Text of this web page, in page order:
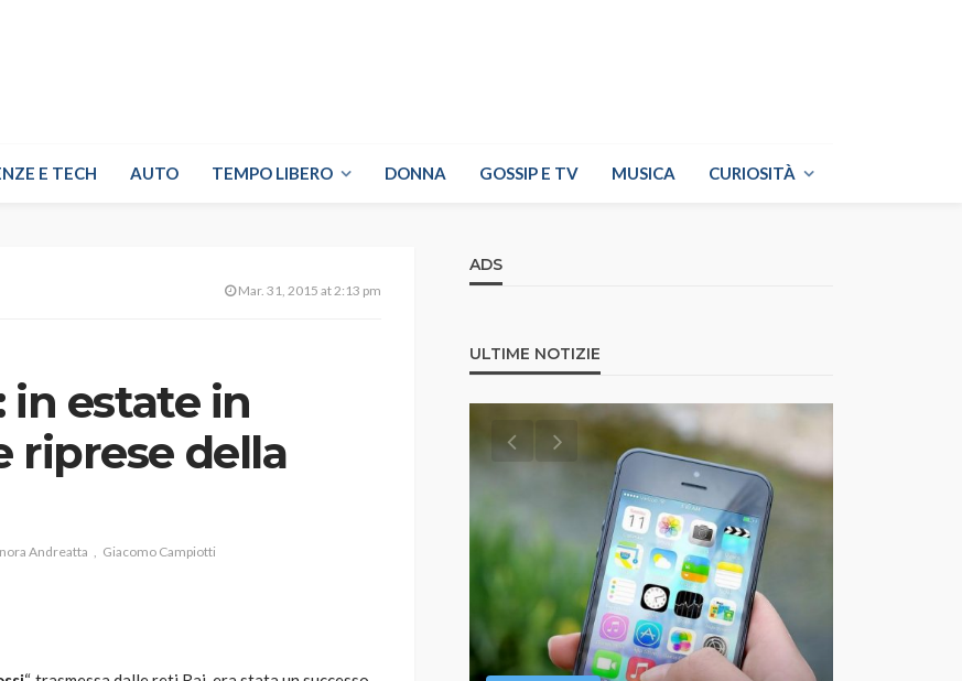
E TECH AUTO TEMPO LIBERO DONNA GOSSIP E TV MUSICA CURIOSITÀ
Mar. 31, 2015 at 2:13 pm
in estate in
riprese della
Andreatta Giacomo Campiotti
ADS
ULTIME NOTIZIE